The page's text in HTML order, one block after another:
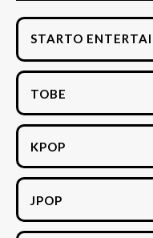
STARTO
TOBE
KPOP
JPOP